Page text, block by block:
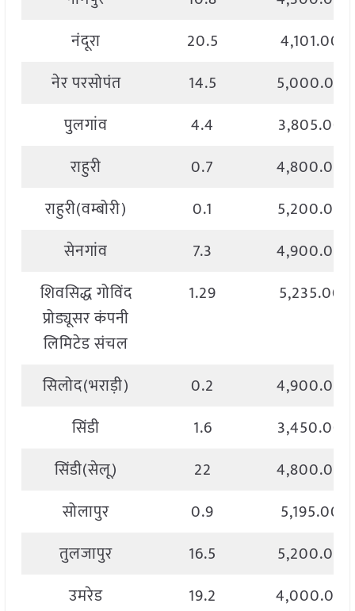
नंदूरा
20.5
4,101.00
नेर परसोपंत
14.5
5,000.00
पुलगांव
4.4
3,805.00
राहुरी
0.7
4,800.00
राहुरी(वम्बोरी)
0.1
5,200.00
सेनगांव
7.3
4,900.00
शिवसिद्ध गोविंद
प्रोड्यूसर कंपनी
लिमिटेड संचल
1.29 5,235.00
सिलोद(भराड़ी) 0.2
4,900.00
सिंडी
1.6
3,450.00
सिंडी(सेलू)
22
4,800.00
सोलापुर
0.9
5,195.00
तुलजापुर
16.5
5,200.00
उमरेड
19.2
4,000.00